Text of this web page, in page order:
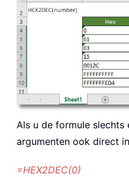
Als u de formule
argumenten ook direct
=HEX2DEC(0)